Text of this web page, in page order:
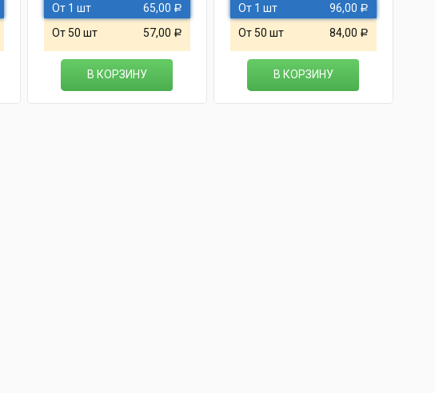
От 1 шт 65,00 Р
От 50 шт 57,00 Р
В КОРЗИНУ
От 1 шт 96,00 Р
От 50 шт 84,00 Р
В КОРЗИНУ